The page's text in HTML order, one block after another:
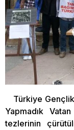
Türkiye
Yapmadık
tezlerinin